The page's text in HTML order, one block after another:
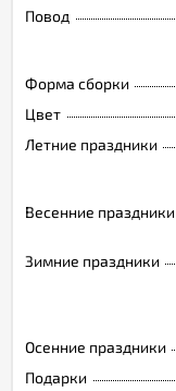
Повод
Форма сборки
Цвет
Летние праздники
Весенние праздники
Зимние праздники
Осенние праздники
Подарки